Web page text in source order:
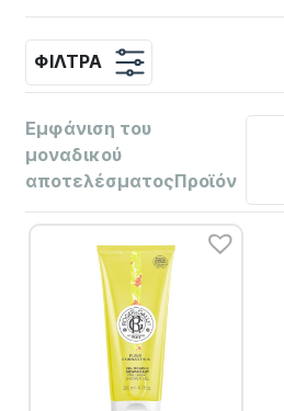
ΦΊΛΤΡΑ
Εμφάνιση του
μοναδικού
αποτελέσματοςΠροϊόν